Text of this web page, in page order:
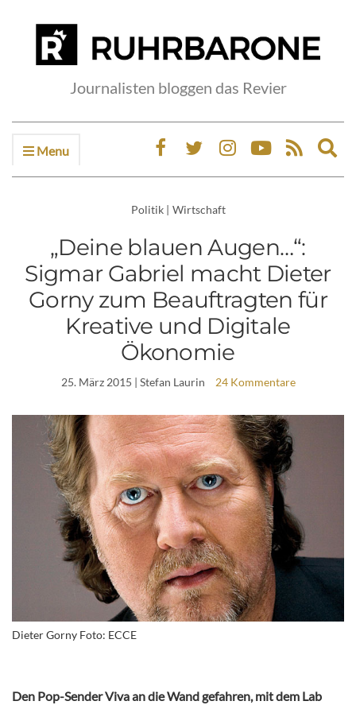
Journalisten bloggen das Revier
Menu
Politik | Wirtschaft
„Deine blauen Augen…“:
Sigmar Gabriel macht Dieter
Gorny zum Beauftragten für
Kreative und Digitale
Ökonomie
25. März 2015 | Stefan Laurin 24 Kommentare
Dieter Gorny Foto: ECCE
Den Pop-Sender Viva an die Wand gefahren, mit dem Lab